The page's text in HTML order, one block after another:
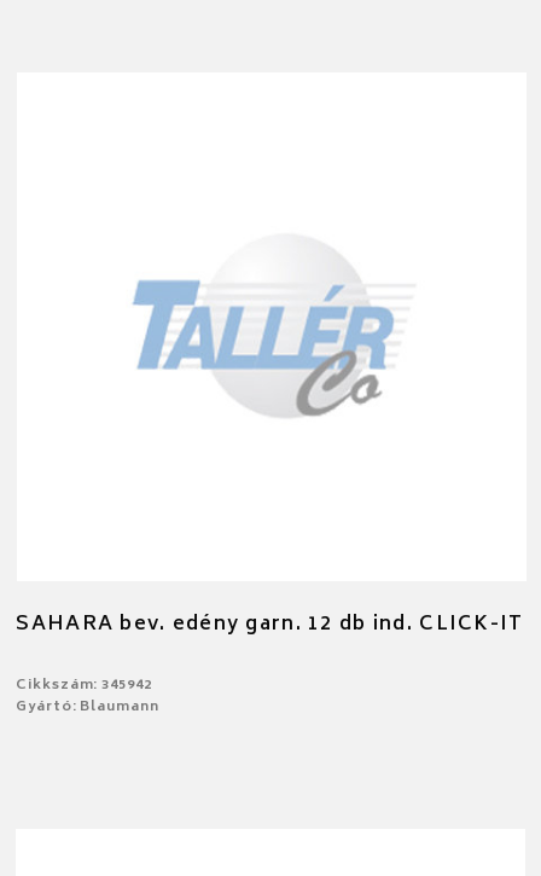
SAHARA bev. edény garn. 12 db ind. CLICK-IT
Cikkszám: 345942
Gyártó: Blaumann